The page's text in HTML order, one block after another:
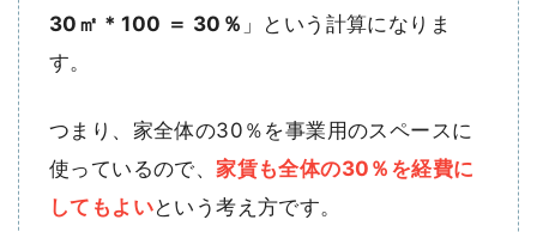
30㎡ * 100 ＝ 30％ 」という計算になりま
す。
つまり、家全体の30％を事業用のスペースに
使っているので、家賃も全体の30％を経費に
してもよいという考え方です。